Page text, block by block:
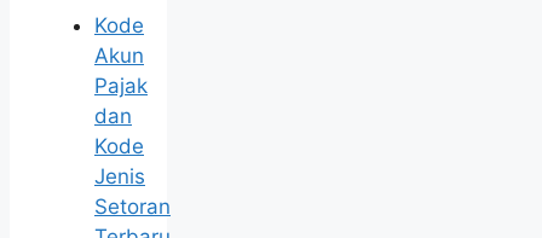
Kode
Akun
Pajak
dan
Kode
Jenis
Setoran